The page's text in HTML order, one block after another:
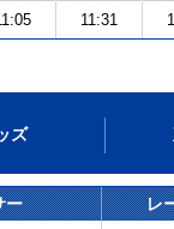
11:31
ズ
ー レ